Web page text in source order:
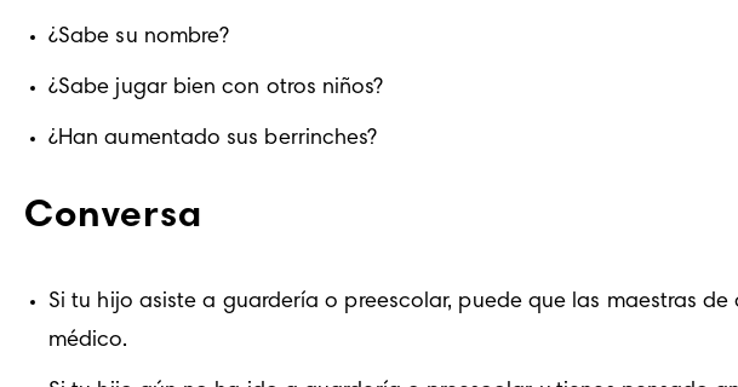
¿Sabe su nombre?
¿Sabe jugar bien con otros niños?
¿Han aumentado sus berrinches?
Conversa
Si tu hijo asiste a guardería o preescolar, puede que las maestras
médico.